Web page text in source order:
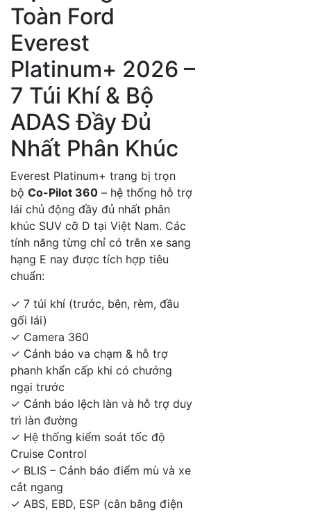
Toàn Ford
Everest
Platinum+ 2026 –
7 Túi Khí & Bộ
ADAS Đầy Đủ
Nhất Phân Khúc
Everest Platinum+ trang bị trọn
bộ Co-Pilot 360 – hệ thống hỗ trợ
lái chủ động đầy đủ nhất phân
khúc SUV cỡ D tại Việt Nam. Các
tính năng từng chỉ có trên xe sang
hạng E nay được tích hợp tiêu
chuẩn:
✓ 7 túi khí (trước, bên, rèm, đầu
gối lái)
✓ Camera 360
✓ Cảnh báo va chạm & hỗ trợ
phanh khẩn cấp khi có chướng
ngại trước
✓ Cảnh báo lệch làn và hỗ trợ duy
trì làn đường
✓ Hệ thống kiểm soát tốc độ
Cruise Control
✓ BLIS – Cảnh báo điểm mù và xe
cắt ngang
✓ ABS, EBD, ESP (cân bằng điện